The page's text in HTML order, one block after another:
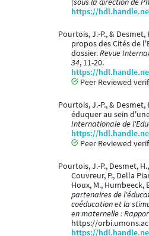
(sous la direction de
https://
Pourtois, J.-P., & Desmet,
propos des Cités de
dossier.Revue
34, 11-20.
https://
Peer Reviewed
Pourtois, J.-P., & Desmet,
éduquer au sein
Internationale de
https://
Peer Reviewed
Pourtois, J.-P., Desmet,
Couvreur, P., Della
Houx, M., Humbeeck,
partenaires de
coéducation et la
en maternelle :
https://
https://